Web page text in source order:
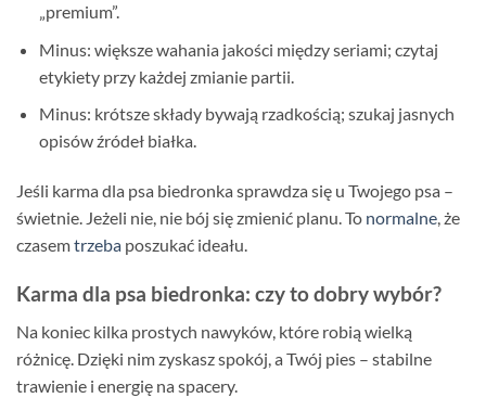
„premium”.
Minus: większe wahania jakości między seriami; czytaj
etykiety przy każdej zmianie partii.
Minus: krótsze składy bywają rzadkością; szukaj jasnych
opisów źródeł białka.
Jeśli karma dla psa biedronka sprawdza się u Twojego psa –
świetnie. Jeżeli nie, nie bój się zmienić planu. To normalne, że
czasemtrzeba poszukać ideału.
Karma dla psa biedronka: czy to dobry wybór?
Na koniec kilka prostych nawyków, które robią wielką
różnicę. Dzięki nim zyskasz spokój, a Twój pies – stabilne
trawienie i energię na spacery.